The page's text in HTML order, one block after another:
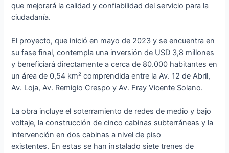
que mejorará la calidad y confiabilidad del servicio para la
ciudadanía.
El proyecto, que inició en mayo de 2023 y se encuentra en
su fase final, contempla una inversión de USD 3,8 millones
y beneficiará directamente a cerca de 80.000 habitantes en
un área de 0,54 km² comprendida entre la Av. 12 de Abril,
Av. Loja, Av. Remigio Crespo y Av. Fray Vicente Solano.
La obra incluye el soterramiento de redes de medio y bajo
voltaje, la construcción de cinco cabinas subterráneas y la
intervención en dos cabinas a nivel de piso
existentes. En estas se han instalado siete trenes de